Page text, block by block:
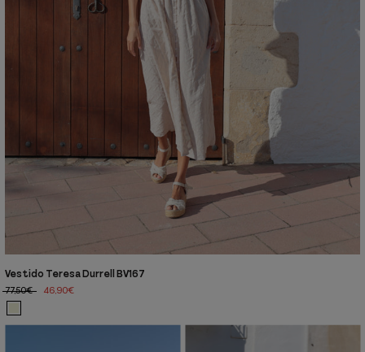
Vestido Teresa Durrell BV167
77,50€
46,90€